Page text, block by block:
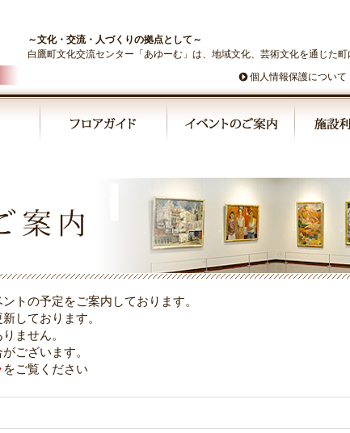
～文化・交流・人づくりの拠点として～
白鷹町文化交流センター「あゆーむ」は、地域文化、芸術文化を通じた
個人情報保護について
トの予定をご案内しております。
しております。
ません。
ございます。
をご覧ください